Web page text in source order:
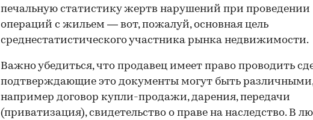
печальную статистику жертв нарушений при проведении
операций с жильем — вот, пожалуй, основная цель
среднестатистического участника рынка недвижимости.
Важно убедиться, что продавец имеет право проводить
подтверждающие это документы могут быть различными,
например договор купли-продажи, дарения, передачи
(приватизация), свидетельство о праве на наследство. В